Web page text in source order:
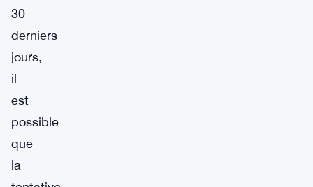
30
derniers
jours,
il
est
possible
que
la